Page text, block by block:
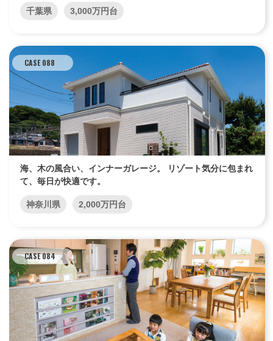
千葉県 3,000万円台
CASE 088
海、木の風合い、インナーガレージ。 リゾート気分に包まれ
て、毎日が快適です。
神奈川県 2,000万円台
CASE 084